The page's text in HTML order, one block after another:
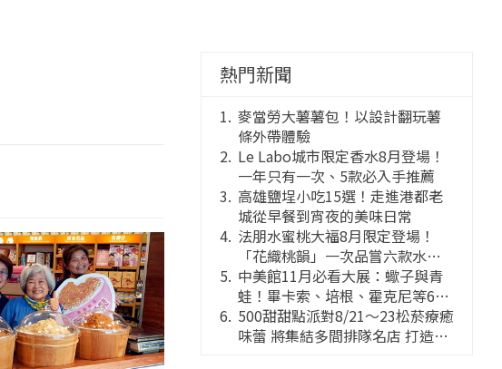
熱門新聞
麥當勞大薯薯包！以設計翻玩薯
條外帶體驗
Le Labo城市限定香水8月登場！
一年只有一次、5款必入手推薦
高雄鹽埕小吃15選！走進港都老
城從早餐到宵夜的美味日常
法朋水蜜桃大福8月限定登場！
「花織桃韻」一次品嘗六款水蜜
桃花果大福
中美館11月必看大展：蠍子與青
蛙！畢卡索、培根、霍克尼等66
件國巨典藏亮相
500甜甜點派對8/21～23松菸療癒
味蕾 將集結多間排隊名店 打造靈